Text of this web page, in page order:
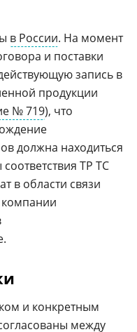
в России. На момент
и поставки
запись в
продукции
№ 719), что
должна находиться
ТР ТС
в области связи
компании
и конкретным
между